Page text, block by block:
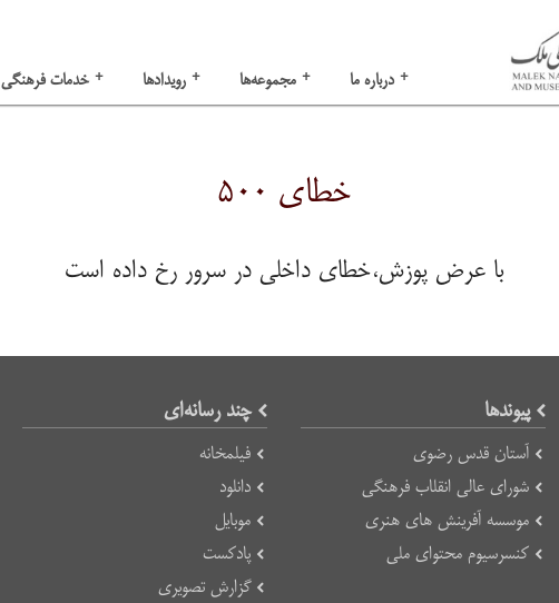
خدمات فرهنگی + رویدادها + مجموعه‌ها + درباره ما +
خطای ۵۰۰
با عرض پوزش،خطای داخلی در سرور رخ داده است
پیوند‌ها
آستان قدس رضوی
شورای عالی انقلاب فرهنگی
موسسه آفرینش های هنری
کنسرسیوم محتوای ملی
چند رسانه‌ای
فیلمخانه
دانلود
موبایل
پادکست
گزارش تصویری